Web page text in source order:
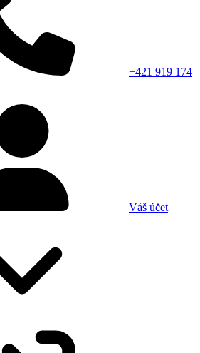
+421 919 174
Váš účet